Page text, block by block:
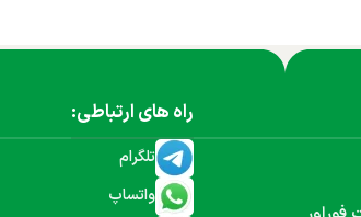
راه های ارتباطی:
تلگرام
واتساپ